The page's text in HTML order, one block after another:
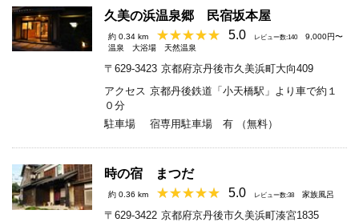
久美の浜温泉郷 民宿坂本屋
約 0.34 km 5.0 レビュー数:140
9,000円〜
温泉
大浴場 天然温泉
〒629-3423 京都府京丹後市久美浜町大向409
アクセス 京都丹後鉄道「小天橋駅」より車で約１
０分
駐車場
宿専用駐車場 有 （無料）
時の宿 まつだ
約 0.36 km 5.0 レビュー数:38 家族風呂
〒629-3422 京都府京丹後市久美浜町湊宮1835